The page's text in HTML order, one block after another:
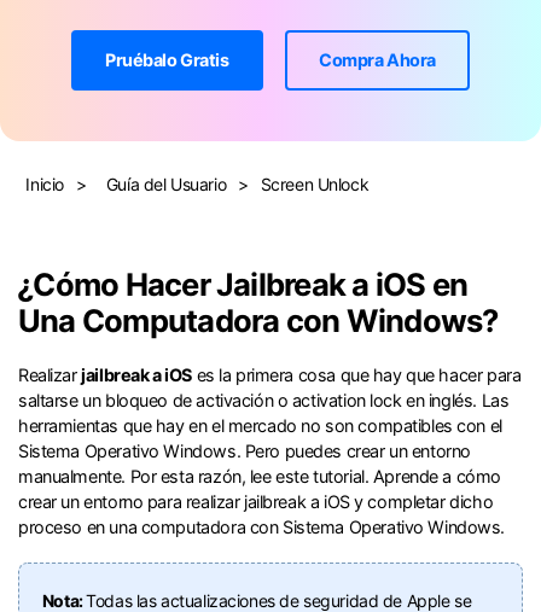
Herramientas Online
Transferencia de Datos
Gestor de Datos
Reparación de Móviles
Encuentra Más Soluciones
Iniciar sesión
Pruébalo Gratis Compra Ahora
Inicio > Guía del Usuario > Screen Unlock
󠀰¿Cómo Hacer Jailbreak a iOS en
Una Computadora con Windows?󠀲󠀩󠀧󠀢󠀧󠀩󠀡󠀨󠀳
Realizarjailbreak a iOSes la primera cosa que hay que hacer para
saltarse un bloqueo de activación o activation lock en inglés.󠀲󠀩󠀧󠀣󠀠󠀨󠀡󠀨󠀳󠀰 Las
herramientas que hay en el mercado no son compatibles con el
Sistema Operativo Windows.󠀲󠀩󠀧󠀣󠀠󠀨󠀡󠀩󠀳󠀰 Pero puedes crear un entorno
manualmente.󠀲󠀩󠀧󠀣󠀠󠀨󠀢󠀠󠀳󠀰 Por esta razón, lee este tutorial.󠀲󠀩󠀧󠀣󠀠󠀨󠀢󠀡󠀳 Aprende a cómo
crear un entorno para realizar jailbreak a iOS y completar dicho
proceso en una computadora con Sistema Operativo Windows.󠀲󠀩󠀧󠀣󠀠󠀨󠀢
󠀰Nota:Todas las actualizaciones de seguridad de Apple se